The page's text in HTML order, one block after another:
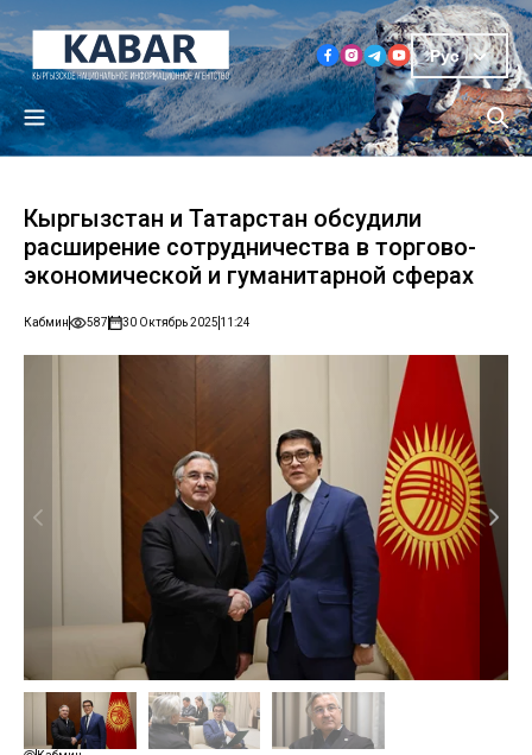
Рус
Кыргызстан и Татарстан обсудили
расширение сотрудничества в торгово-
экономической и гуманитарной сферах
Кабмин 587 30 Октябрь 2025 11:24